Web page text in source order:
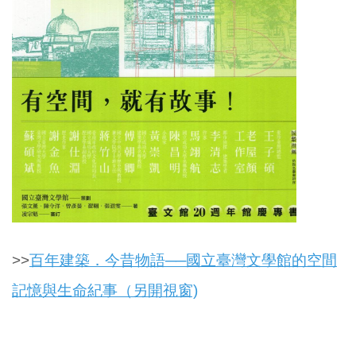
>>百年建築．今昔物語──國立臺灣文學館的空間
記憶與生命紀事（另開視窗)